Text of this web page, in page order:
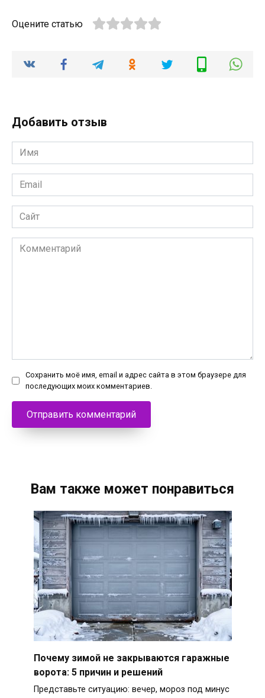
Оцените статью
Добавить отзыв
Имя
*
Email
*
Сайт
Комментарий
Сохранить моё имя, email и адрес сайта в этом браузере для
последующих моих комментариев.
Вам также может понравиться
Почему зимой не закрываются гаражные
ворота: 5 причин и решений
Представьте ситуацию: вечер, мороз под минус